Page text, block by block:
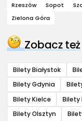
Rzeszów
Sopot
Zielona Góra
Zobacz też
Bilety Białystok
Bilety Gdynia
Bilety Kielce
Bilety
Bilety Olsztyn